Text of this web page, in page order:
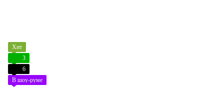
Хит
3
6
В шоу-руме